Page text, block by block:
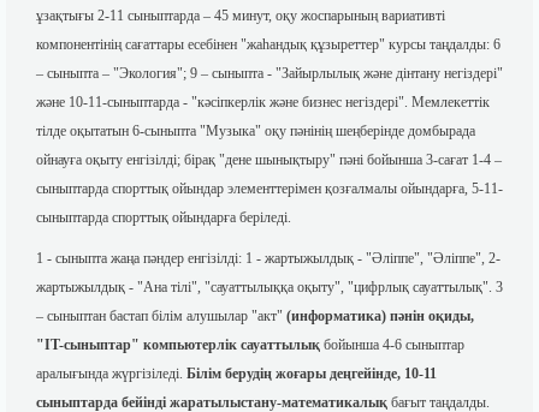
ұзақтығы 2-11 сыныптарда – 45 минут, оқу жоспарының вариативті
компонентінің сағаттары есебінен "жаһандық құзыреттер" курсы таңдалды: 6
– сыныпта – "Экология"; 9 – сыныпта - "Зайырлылық және дінтану негіздері"
және 10-11-сыныптарда - "кәсіпкерлік және бизнес негіздері". Мемлекеттік
тілде оқытатын 6-сыныпта "Музыка" оқу пәнінің шеңберінде домбырада
ойнауға оқыту енгізілді; бірақ "дене шынықтыру" пәні бойынша 3-сағат 1-4 –
сыныптарда спорттық ойындар элементтерімен қозғалмалы ойындарға, 5-11-
сыныптарда спорттық ойындарға беріледі.
1 - сыныпта жаңа пәндер енгізілді: 1 - жартыжылдық - "Әліппе", "Әліппе", 2-
жартыжылдық - "Ана тілі", "сауаттылыққа оқыту", "цифрлық сауаттылық". 3
– сыныптан бастап білім алушылар "акт" (информатика) пәнін оқиды,
"IT-сыныптар" компьютерлік сауаттылық бойынша 4-6 сыныптар
аралығында жүргізіледі. Білім берудің жоғары деңгейінде, 10-11
сыныптарда бейінді жаратылыстану-математикалық бағыт таңдалды.